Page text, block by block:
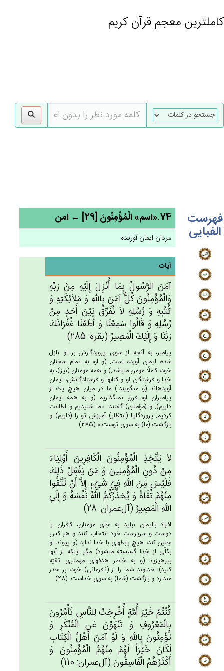
کاملترین معجم قرآن کریم
فهرست
الفبایی
74.«اسم» الْمُؤْمِنُون‌َ [29] ← امن
مردان ایمان آورنده
آیات
آمَن‌َ الرَّسُول‌ُ بِمَا أُنْزِل‌َ إِلَيْه‌ِ مِنْ‌ رَبِّه‌ِ
وَالْمُؤْمِنُون‌َ كُل‌ٌّ آمَن‌َ بِالله‌ِ وَ مَلاَئِكَتِه‌ِ وَ
كُتُبِه‌ِ وَ رُسُلِه‌ِ لاَ نُفَرِّق‌ُ بَيْن‌َ أَحَدٍ مِنْ‌
رُسُلِه‌ِ وَ قَالُوا سَمِعْنَا وَ أَطَعْنَا غُفْرَانَك‌َ
رَبَّنَا وَ إِلَيْك‌َ الْمَصِيرُ (بقره: 285)
پيامبر، به آنچه از سوى پروردگارش بر او نازل
شده، ايمان آورده است. (و او، به تمام سخنان
خود، كاملًا مؤمن مى‏باشد.) و همه مؤمنان (نيز)، به
خدا و فرشتگان او و كتابها و فرستادگانش، ايمان
آورده‏اند (و مى‏گويند:) ما در ميان هيچ يك از
پيامبران او، فرق نمى‏گذاريم (و به همه ايمان
داريم). و (مؤمنان) گفتند: «ما شنيديم و اطاعت
كرديم. پروردگارا! (انتظارِ) آمرزش تو را (داريم) و
بازگشت (ما) به سوى توست.» (285)
لاَ يَتَّخِذِ الْمُؤْمِنُون‌َ الْكَافِرِين‌َ أَوْلِيَاءَ
مِن‌ْ دُون‌ِ الْمُؤْمِنِين‌َ وَ مَنْ‌ يَفْعَل‌ْ ذَلِك‌َ
فَلَيْس‌َ مِن‌َ الله‌ِ فِي‌ْ شَي‌ْءٍ إِلاَّ أَن‌ْ تَتَّقُوا
مِنْهُم‌ْ تُقَاة‌ً وَ يُحَذِّرُكُم‌ُ الله‌ُ نَفْسَه‌ُ وَ إِلَي‌
الله‌ِ الْمَصِيرُ (آل‌عمران: 28)
افراد باايمان نبايد به جاى مؤمنان، كافران را
دوست و سرپرست خود انتخاب كنند و هر كس
چنين كند، هيچ رابطه‏اى با خدا ندارد (و پيوند او
بكلّى از خدا گسسته مى‏شود) مگر اينكه از آنها
بپرهيزيد (و به خاطر هدفهاى مهمترى تقيّه
كنيد). خداوند شما را از (نافرمانى) خود، بر حذر
مى‏دارد و بازگشت (شما) به سوى خداست. (28)
كُنْتُم‌ْ خَيْرَ أُمَّة‌ٍ أُخْرِجَت‌ْ لِلنَّاس‌ِ تَأْمُرُون‌َ
بِالْمَعْرُوف‌ِ وَ تَنْهَوْن‌َ عَن‌ِ الْمُنْكَرِ وَ
تُؤْمِنُون‌َ بِالله‌ِ وَ لَوْ آمَن‌َ أَهْل‌ُ الْكِتَاب‌ِ
لَكَان‌َ خَيْرَاً لَهُم‌ْ مِنْهُم‌ُ الْمُؤْمِنُون‌َ وَ
أَكْثَرُهُم‌ُ الْفَاسِقُون‌َ (آل‌عمران: 110)